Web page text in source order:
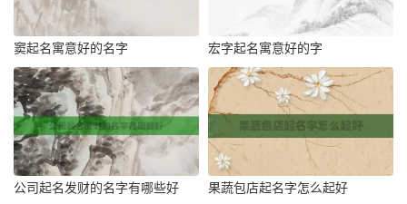
窦起名寓意好的名字 宏字起名寓意好的字
公司起名发财的名字有哪些好 果蔬包店起名字怎么起好